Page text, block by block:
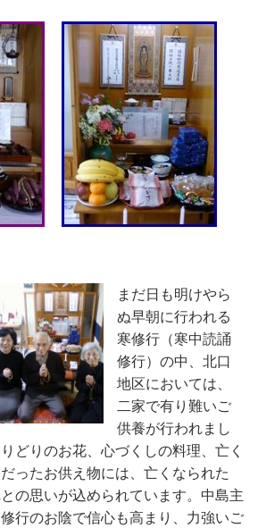
まだ日も明けやら
ぬ早朝に行われる
寒修行（寒中読誦
修行）の中、北口
地区においては、
二家で有り難いご
供養が行われまし
どりのお花、心づくしの料理、亡く
ったお供え物には、亡くなられた
の思いが込められています。中島主
行のお陰で信心も高まり、力強いご